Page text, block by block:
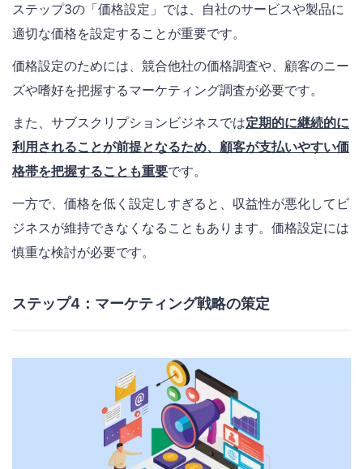
ステップ3の「価格設定」では、自社のサービスや製品に
適切な価格を設定することが重要です。
価格設定のためには、競合他社の価格調査や、顧客のニー
ズや嗜好を把握するマーケティング調査が必要です。
また、サブスクリプションビジネスでは定期的に継続的に
利用されることが前提となるため、顧客が支払いやすい価
格帯を把握することも重要です。
一方で、価格を低く設定しすぎると、収益性が悪化してビ
ジネスが維持できなくなることもあります。価格設定には
慎重な検討が必要です。
ステップ4：マーケティング戦略の策定